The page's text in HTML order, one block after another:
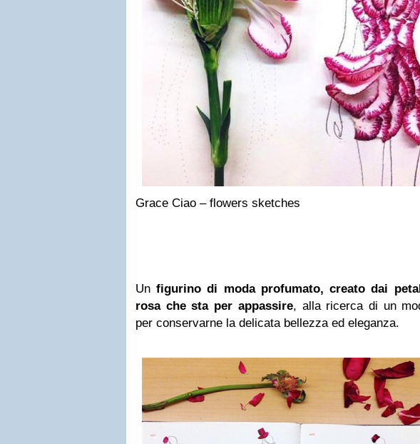
Grace Ciao – flowers sketches
Unfigurino di moda profumato, creato dai
rosa che sta per appassire, alla ricerca di un
per conservarne la delicata bellezza ed eleganza.